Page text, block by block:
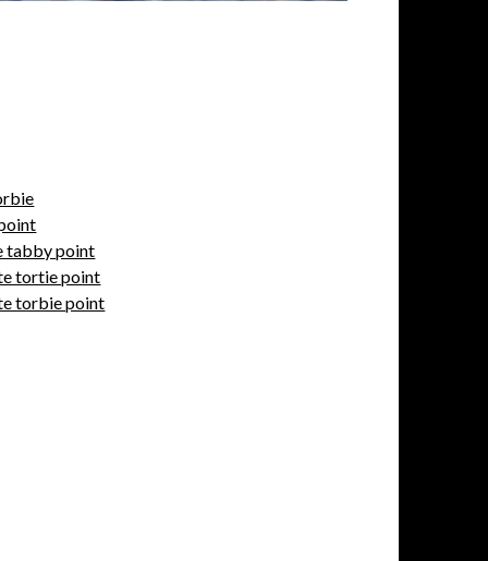
tabby point
tortie point
torbie point